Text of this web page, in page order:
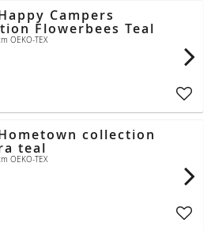
Campers
Flowerbees Teal
OEKO-TEX
collection
teal
OEKO-TEX